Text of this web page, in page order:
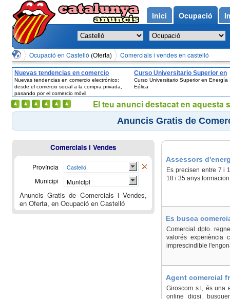
Ocupació en Castelló (Oferta) Comercials i vendes en castelló
Nuevas tendencias en comercio
electrónico: desde el comercio social a
la compra privada, pasando por el
comercio móvil
Nuevas tendencias en comercio electrónico:
desde el comercio social a la compra privada,
pasando por el comercio móvil
Curso Universitario Superior en
Energía Solar y Eólica
Curso Universitario Superior en Energía
Eólica
Anuncis Gratis de
Assessors
Es precisen entre 7 i
18 i 35
Es busca
Comercial dpto.
valorés experiència
imprescindible
Agent comercial
Giroscom s.l, és una
online diqsi.
Comercials i Vendes
Província Castelló
Municipi Municipi
Anuncis Gratis de Comercials i Vendes,
en Oferta, en Ocupació en Castelló
Inici Ocupació
El teu anunci destacat en aquesta